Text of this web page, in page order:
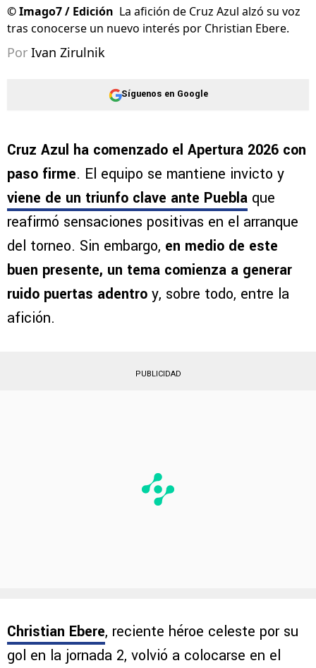
©Imago7 / Edición La afición de Cruz Azul alzó su voz
tras conocerse un nuevo interés por Christian Ebere.
Por Ivan Zirulnik
Síguenos en Google
Cruz Azul ha comenzado el Apertura 2026 con
paso firme. El equipo se mantiene invicto y
viene de un triunfo clave ante Puebla que
reafirmó sensaciones positivas en el arranque
del torneo. Sin embargo, en medio de este
buen presente, un tema comienza a generar
ruido puertas adentro y, sobre todo, entre la
afición.
PUBLICIDAD
Christian Ebere, reciente héroe celeste por su
gol en la jornada 2, volvió a colocarse en el